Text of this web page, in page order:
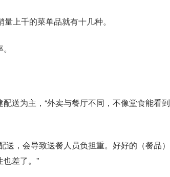
上千的菜单品就有十几种。
送为主，“外卖与餐厅不同，不像堂食能看到
，会导致送餐人员负担重。好好的（餐品）
差了。”